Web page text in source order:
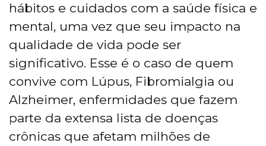
hábitos e cuidados com a saúde física e
mental, uma vez que seu impacto na
qualidade de vida pode ser
significativo. Esse é o caso de quem
convive com Lúpus, Fibromialgia ou
Alzheimer, enfermidades que fazem
parte da extensa lista de doenças
crônicas que afetam milhões de